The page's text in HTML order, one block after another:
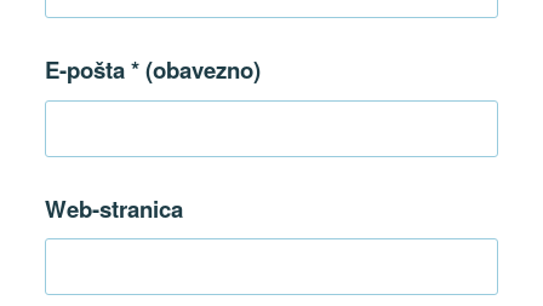
E-pošta* (obavezno)
Web-stranica